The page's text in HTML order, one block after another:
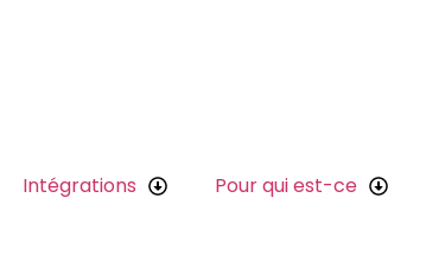
Intégrations Pour qui est-ce